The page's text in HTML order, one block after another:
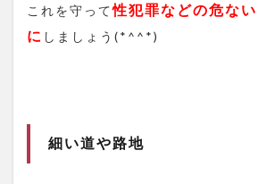
これを守って性犯罪などの危な
に しましょう(*^^*)
細い道や路地